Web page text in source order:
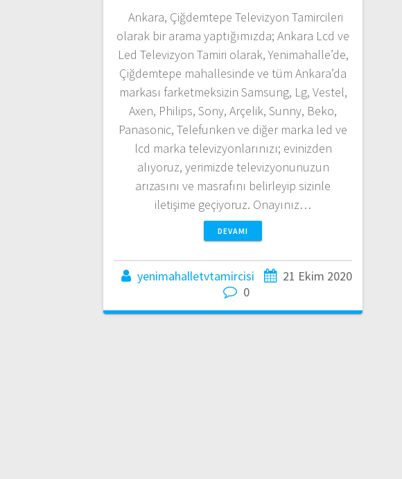
Ankara, Çiğdemtepe Televizyon Tamircileri
olarak bir arama yaptığımızda; Ankara Lcd ve
Led Televizyon Tamiri olarak, Yenimahalle’de,
Çiğdemtepe mahallesinde ve tüm Ankara’da
markası farketmeksizin Samsung, Lg, Vestel,
Axen, Philips, Sony, Arçelik, Sunny, Beko,
Panasonic, Telefunken ve diğer marka led ve
lcd marka televizyonlarınızı; evinizden
alıyoruz, yerimizde televizyonunuzun
arızasını ve masrafını belirleyip sizinle
iletişime geçiyoruz. Onayınız…
DEVAMI
yenimahalletvtamircisi
21 Ekim 2020
0